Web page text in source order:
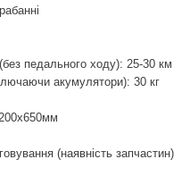
педального ходу): 25-30 км
акумулятори): 30 кг
(наявність запчастин)